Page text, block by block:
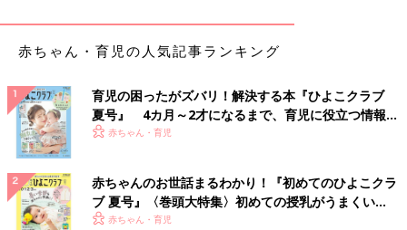
赤ちゃん・育児の人気記事ランキング
育児の困ったがズバリ！解決する本『ひよこクラブ
夏号』 4カ月～2才になるまで、育児に役立つ情報が
いっぱい！
赤ちゃん・育児
赤ちゃんのお世話まるわかり！『初めてのひよこクラ
ブ 夏号』〈巻頭大特集〉初めての授乳がうまくい
く！ おっぱい・ミルクの基本と夏のトラブル 解決テ
赤ちゃん・育児